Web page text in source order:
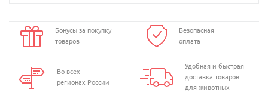
Бонусы за покупку
товаров
Безопасная
оплата
Во всех
регионах России
Удобная и быстрая
доставка товаров
для животных